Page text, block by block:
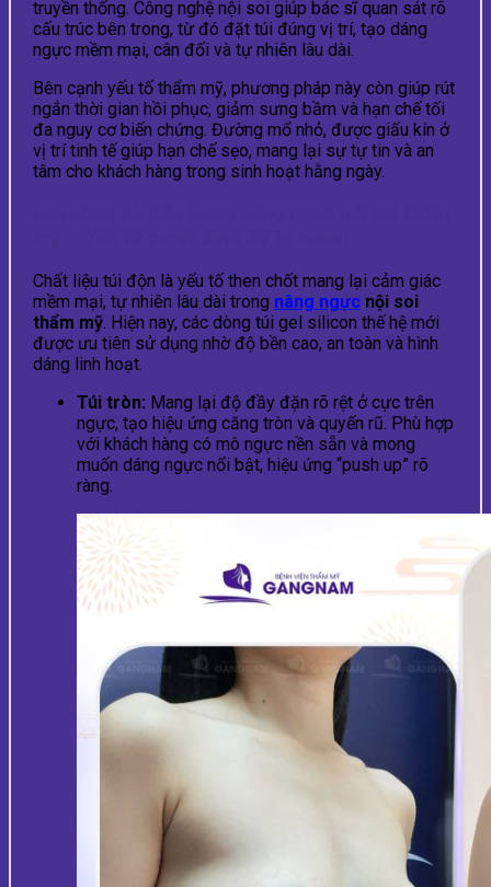
truyền thống. Công nghệ nội soi giúp bác sĩ quan sát rõ
cấu trúc bên trong, từ đó đặt túi đúng vị trí, tạo dáng
ngực mềm mại, cân đối và tự nhiên lâu dài.
Bên cạnh yếu tố thẩm mỹ, phương pháp này còn giúp rút
ngắn thời gian hồi phục, giảm sưng bầm và hạn chế tối
đa nguy cơ biến chứng. Đường mổ nhỏ, được giấu kín ở
vị trí tinh tế giúp hạn chế sẹo, mang lại sự tự tin và an
tâm cho khách hàng trong sinh hoạt hằng ngày.
Chất liệu túi độn là yếu tố then chốt mang lại cảm giác
mềm mại, tự nhiên lâu dài trong nâng ngực nội soi
thẩm mỹ. Hiện nay, các dòng túi gel silicon thế hệ mới
được ưu tiên sử dụng nhờ độ bền cao, an toàn và hình
dáng linh hoạt.
Túi tròn: Mang lại độ đầy đặn rõ rệt ở cực trên
ngực, tạo hiệu ứng căng tròn và quyến rũ. Phù hợp
với khách hàng có mô ngực nền sẵn và mong
muốn dáng ngực nổi bật, hiệu ứng “push up” rõ
ràng.